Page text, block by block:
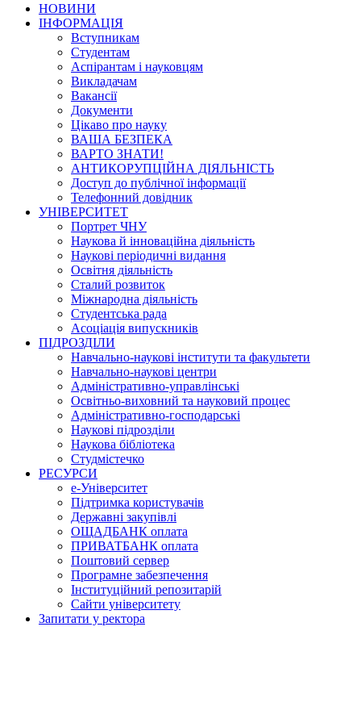
НОВИНИ
ІНФОРМАЦІЯ
Вступникам
Студентам
Аспірантам і науковцям
Викладачам
Вакансії
Документи
Цікаво про науку
ВАША БЕЗПЕКА
ВАРТО ЗНАТИ!
АНТИКОРУПЦІЙНА ДІЯЛЬНІСТЬ
Доступ до публічної інформації
Телефонний довідник
УНІВЕРСИТЕТ
Портрет ЧНУ
Наукова й інноваційна діяльність
Наукові періодичні видання
Освітня діяльність
Сталий розвиток
Міжнародна діяльність
Студентська рада
Асоціація випускників
ПІДРОЗДІЛИ
Навчально-наукові інститути та факультети
Навчально-наукові центри
Адміністративно-управлінські
Освітньо-виховний та науковий процес
Адміністративно-господарські
Наукові підрозділи
Наукова бібліотека
Студмістечко
РЕСУРСИ
е-Університет
Підтримка користувачів
Державні закупівлі
ОЩАДБАНК оплата
ПРИВАТБАНК оплата
Поштовий сервер
Програмне забезпечення
Інституційний репозитарій
Сайти університету
Запитати у ректора